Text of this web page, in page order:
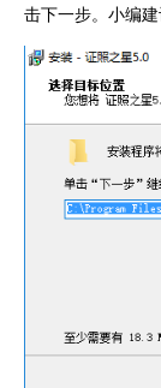
击下一步。小编建